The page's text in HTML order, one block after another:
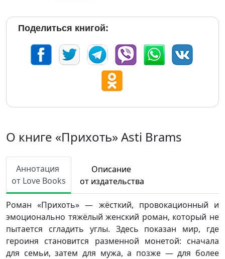
Поделиться книгой:
О книге «Прихоть» Asti Brams
Аннотация
от Love Books
Описание
от издательства
Роман «Прихоть» — жёсткий, провокационный и
эмоционально тяжёлый женский роман, который не
пытается сгладить углы. Здесь показан мир, где
героиня становится разменной монетой: сначала
для семьи, затем для мужа, а позже — для более